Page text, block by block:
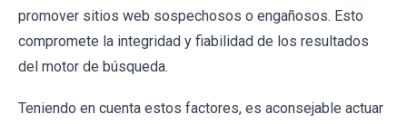
promover sitios web sospechosos o engañosos. Esto
compromete la integridad y fiabilidad de los resultados
del motor de búsqueda.
Teniendo en cuenta estos factores, es aconsejable actuar